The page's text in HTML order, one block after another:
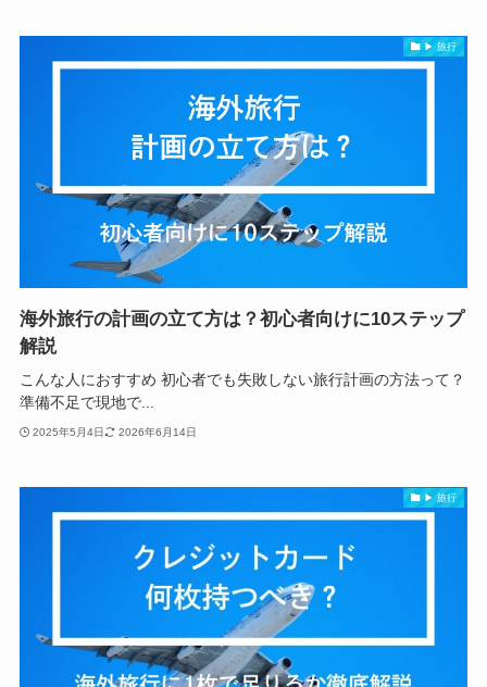
▶ 旅行
海外旅行の計画の立て方は？初心者向けに10ステップ
解説
こんな人におすすめ 初心者でも失敗しない旅行計画の方法って？
準備不足で現地で...
2025年5月4日 2026年6月14日
▶ 旅行